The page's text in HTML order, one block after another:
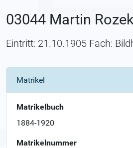
03044 Martin
Eintritt: 21.10.1905 Fach:
Matrikel
Matrikelbuch
1884-1920
Matrikelnummer